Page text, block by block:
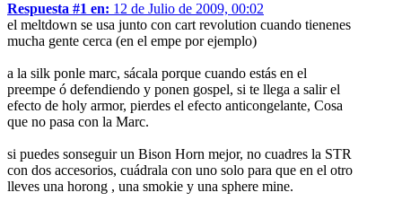
Respuesta #1 en: 12 de Julio de 2009, 00:02
el meltdown se usa junto con cart revolution cuando tienenes
mucha gente cerca (en el empe por ejemplo)
a la silk ponle marc, sácala porque cuando estás en el
preempe ó defendiendo y ponen gospel, si te llega a salir el
efecto de holy armor, pierdes el efecto anticongelante, Cosa
que no pasa con la Marc.
si puedes sonseguir un Bison Horn mejor, no cuadres la STR
con dos accesorios, cuádrala con uno solo para que en el otro
lleves una horong , una smokie y una sphere mine.